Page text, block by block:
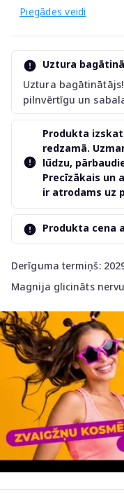
Piegādes veidi
Derīguma termiņš:
Magnija glicināts
Uztura
Uztura
pilnvērtīgu un
Produkta
redzamā.
lūdzu,
Precīzākais un
ir atrodams uz
Produkta cena